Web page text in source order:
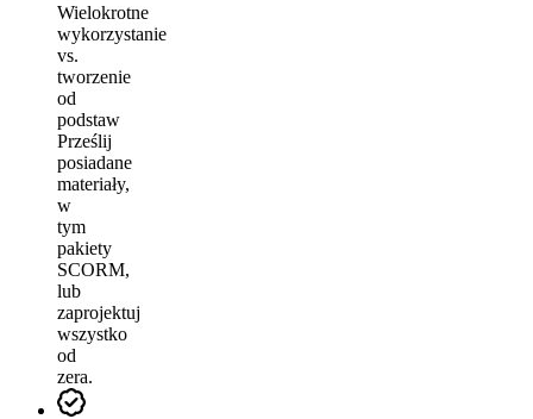
Wielokrotne
wykorzystanie
vs.
tworzenie
od
podstaw
Prześlij
posiadane
materiały,
w
tym
pakiety
SCORM,
lub
zaprojektuj
wszystko
od
zera.